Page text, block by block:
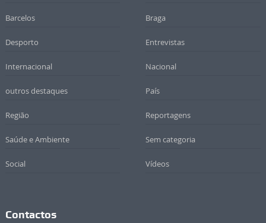
Barcelos Braga
Desporto Entrevistas
Internacional Nacional
outros destaques País
Região Reportagens
Saúde e Ambiente Sem categoria
Social Vídeos
Contactos